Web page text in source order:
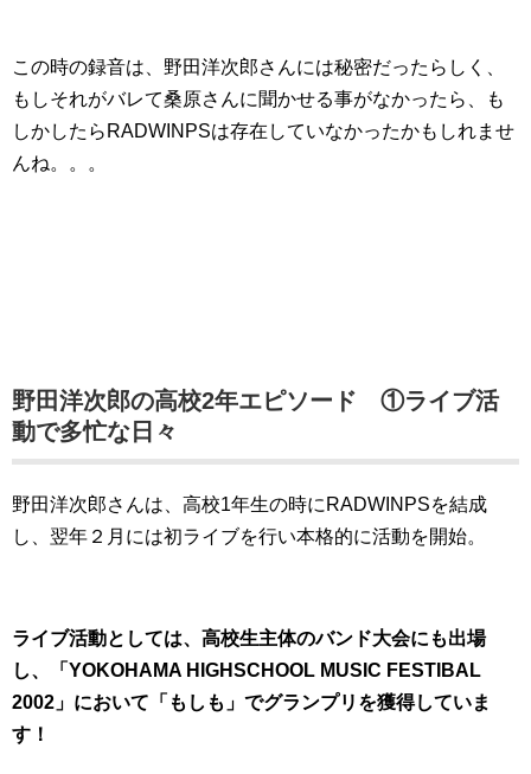
この時の録音は、野田洋次郎さんには秘密だったらしく、
もしそれがバレて桑原さんに聞かせる事がなかったら、も
しかしたらRADWINPSは存在していなかったかもしれませ
んね。。。
野田洋次郎の高校2年エピソード ①ライブ活
動で多忙な日々
野田洋次郎さんは、高校1年生の時にRADWINPSを結成
し、翌年２月には初ライブを行い本格的に活動を開始。
ライブ活動としては、高校生主体のバンド大会にも出場
し、「YOKOHAMA HIGHSCHOOL MUSIC FESTIBAL
2002」において「もしも」でグランプリを獲得していま
す！